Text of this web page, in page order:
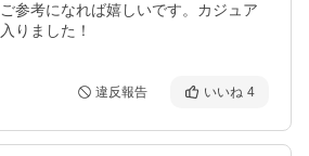
参考になれば嬉しいです。カジュア
りました！
違反報告 いいね 4